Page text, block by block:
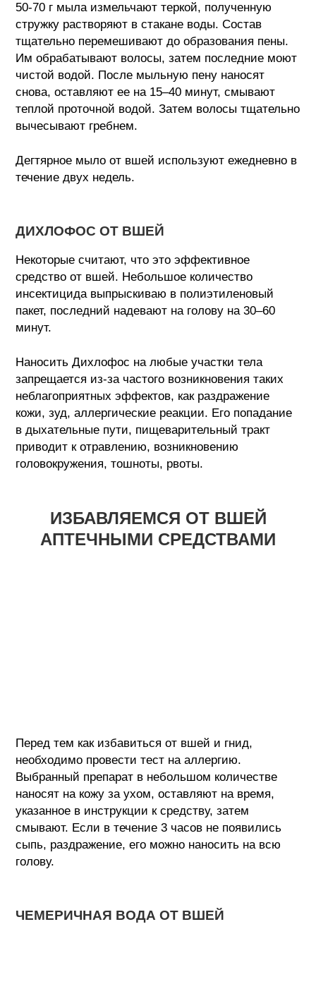
50-70 г мыла измельчают теркой, полученную
стружку растворяют в стакане воды. Состав
тщательно перемешивают до образования пены.
Им обрабатывают волосы, затем последние моют
чистой водой. После мыльную пену наносят
снова, оставляют ее на 15–40 минут, смывают
теплой проточной водой. Затем волосы тщательно
вычесывают гребнем.
Дегтярное мыло от вшей используют ежедневно в
течение двух недель.
ДИХЛОФОС ОТ ВШЕЙ
Некоторые считают, что это эффективное
средство от вшей. Небольшое количество
инсектицида выпрыскиваю в полиэтиленовый
пакет, последний надевают на голову на 30–60
минут.
Наносить Дихлофос на любые участки тела
запрещается из-за частого возникновения таких
неблагоприятных эффектов, как раздражение
кожи, зуд, аллергические реакции. Его попадание
в дыхательные пути, пищеварительный тракт
приводит к отравлению, возникновению
головокружения, тошноты, рвоты.
ИЗБАВЛЯЕМСЯ ОТ ВШЕЙ
АПТЕЧНЫМИ СРЕДСТВАМИ
Перед тем как избавиться от вшей и гнид,
необходимо провести тест на аллергию.
Выбранный препарат в небольшом количестве
наносят на кожу за ухом, оставляют на время,
указанное в инструкции к средству, затем
смывают. Если в течение 3 часов не появились
сыпь, раздражение, его можно наносить на всю
голову.
ЧЕМЕРИЧНАЯ ВОДА ОТ ВШЕЙ